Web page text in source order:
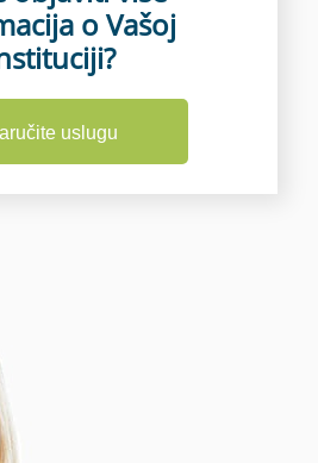
o Vašoj
uslugu
podataka,
fotografija, karta sa
na naslovnici,
te dvije objave vašeg